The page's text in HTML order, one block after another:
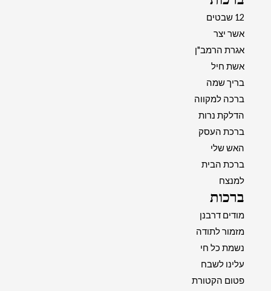
12 שבטים
אשר יצר
אגרת הרמב"ן
אשת חיל
בריך שמה
ברכה למקווה
הדלקת נרות
ברכת העסק
האש שלי
ברכת הבית
למנצח
ברכות
מודים דרבנן
מזמור לתודה
נשמת כל חי
עלינו לשבח
פטום הקטורת